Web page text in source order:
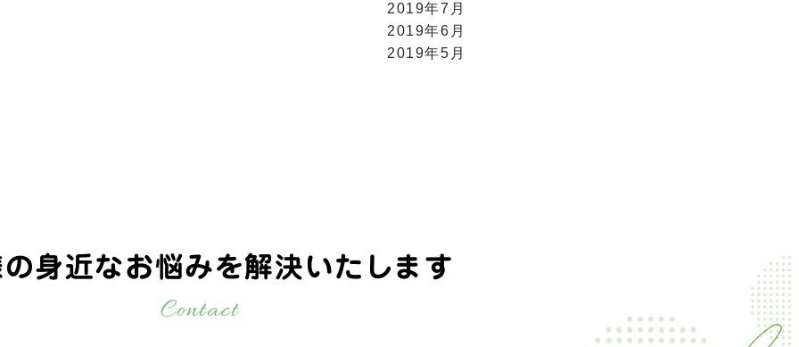
2019年7月
2019年6月
2019年5月
身近なお悩みを解決いたします
Contact